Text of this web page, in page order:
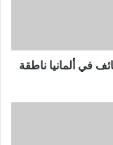
في ألمانيا ناطقة